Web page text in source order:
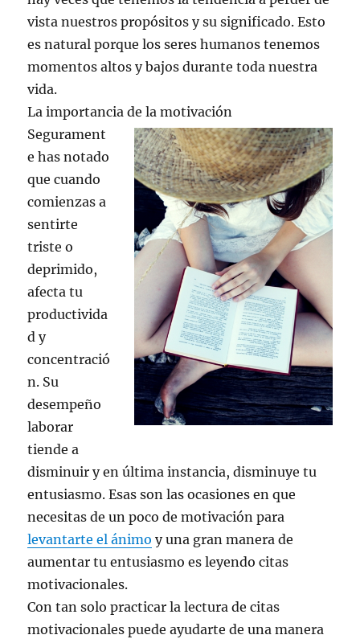
vista nuestros propósitos y su significado. Esto
es natural porque los seres humanos tenemos
momentos altos y bajos durante toda nuestra
vida.
La importancia de la motivación
Segurament
e has notado
que cuando
comienzas a
sentirte
triste o
deprimido,
afecta tu
productivida
d y
concentració
n. Su
desempeño
laborar
tiende a
disminuir y en última instancia, disminuye tu
entusiasmo. Esas son las ocasiones en que
necesitas de un poco de motivación para
levantarte el ánimo y una gran manera de
aumentar tu entusiasmo es leyendo citas
motivacionales.
Con tan solo practicar la lectura de citas
motivacionales puede ayudarte de una manera